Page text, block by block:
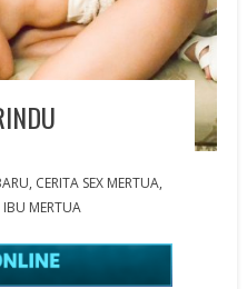
, CERITA SEX MERTUA,
IBU MERTUA